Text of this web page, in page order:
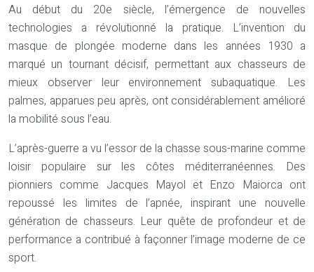
Au début du 20e siècle, l’émergence de nouvelles
technologies a révolutionné la pratique. L’invention du
masque de plongée moderne dans les années 1930 a
marqué un tournant décisif, permettant aux chasseurs de
mieux observer leur environnement subaquatique. Les
palmes, apparues peu après, ont considérablement amélioré
la mobilité sous l’eau.
L’après-guerre a vu l’essor de la chasse sous-marine comme
loisir populaire sur les côtes méditerranéennes. Des
pionniers comme Jacques Mayol et Enzo Maiorca ont
repoussé les limites de l’apnée, inspirant une nouvelle
génération de chasseurs. Leur quête de profondeur et de
performance a contribué à façonner l’image moderne de ce
sport.